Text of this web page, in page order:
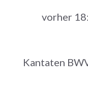
vorher
Kantaten